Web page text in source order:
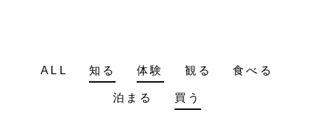
ALL 知る 体験 観る 食べる
泊まる 買う